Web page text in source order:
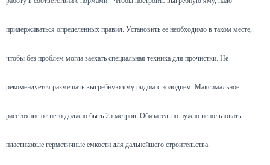
придерживаться определенных правил. Установить ее необходимо в таком месте,
чтобы без проблем могла заехать специальная техника для прочистки. Не
рекомендуется размещать выгребную яму рядом с колодцем. Максимальное
расстояние от него должно быть 25 метров. Обязательно нужно использовать
пластиковые герметичные емкости для дальнейшего строительства.